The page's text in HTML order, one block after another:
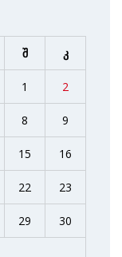
შ კ
1 2
8 9
15 16
22 23
29 30